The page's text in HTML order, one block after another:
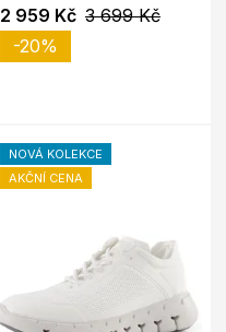
2 959 Kč 3 699 Kč
-20%
NOVÁ KOLEKCE
AKČNÍ CENA